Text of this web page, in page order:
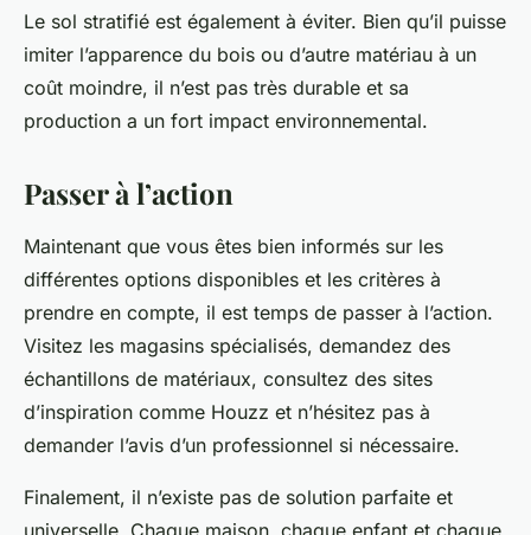
Le sol stratifié est également à éviter. Bien qu’il puisse
imiter l’apparence du bois ou d’autre matériau à un
coût moindre, il n’est pas très durable et sa
production a un fort impact environnemental.
Passer à l’action
Maintenant que vous êtes bien informés sur les
différentes options disponibles et les critères à
prendre en compte, il est temps de passer à l’action.
Visitez les magasins spécialisés, demandez des
échantillons de matériaux, consultez des sites
d’inspiration comme Houzz et n’hésitez pas à
demander l’avis d’un professionnel si nécessaire.
Finalement, il n’existe pas de solution parfaite et
universelle. Chaque maison, chaque enfant et chaque